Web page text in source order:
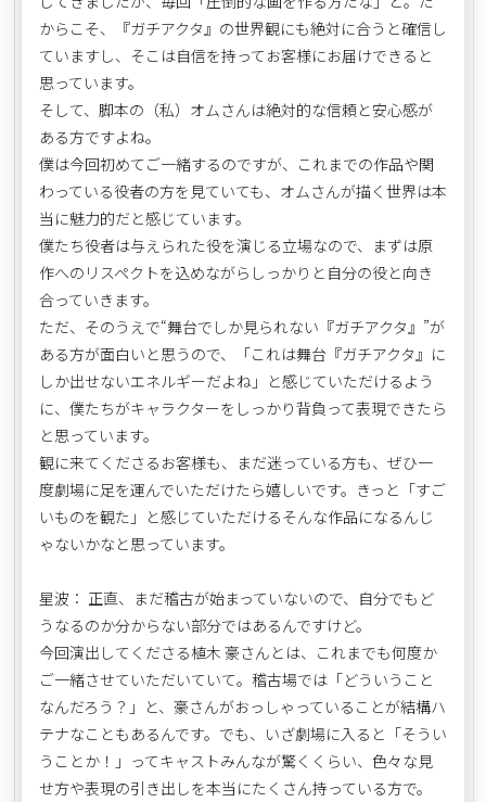
からこそ、『ガチアクタ』の世界観にも絶対に合うと確信し
ていますし、そこは自信を持ってお客様にお届けできると
思っています。
そして、脚本の（私）オムさんは絶対的な信頼と安心感が
ある方ですよね。
僕は今回初めてご一緒するのですが、これまでの作品や関
わっている役者の方を見ていても、オムさんが描く世界は本
当に魅力的だと感じています。
僕たち役者は与えられた役を演じる立場なので、まずは原
作へのリスペクトを込めながらしっかりと自分の役と向き
合っていきます。
ただ、そのうえで“舞台でしか見られない『ガチアクタ』”が
ある方が面白いと思うので、「これは舞台『ガチアクタ』に
しか出せないエネルギーだよね」と感じていただけるよう
に、僕たちがキャラクターをしっかり背負って表現できたら
と思っています。
観に来てくださるお客様も、まだ迷っている方も、ぜひ一
度劇場に足を運んでいただけたら嬉しいです。きっと「すご
いものを観た」と感じていただけるそんな作品になるんじ
ゃないかなと思っています。
星波： 正直、まだ稽古が始まっていないので、自分でもど
うなるのか分からない部分ではあるんですけど。
今回演出してくださる植木 豪さんとは、これまでも何度か
ご一緒させていただいていて。稽古場では「どういうこと
なんだろう？」と、豪さんがおっしゃっていることが結構ハ
テナなこともあるんです。でも、いざ劇場に入ると「そうい
うことか！」ってキャストみんなが驚くくらい、色々な見
せ方や表現の引き出しを本当にたくさん持っている方で。